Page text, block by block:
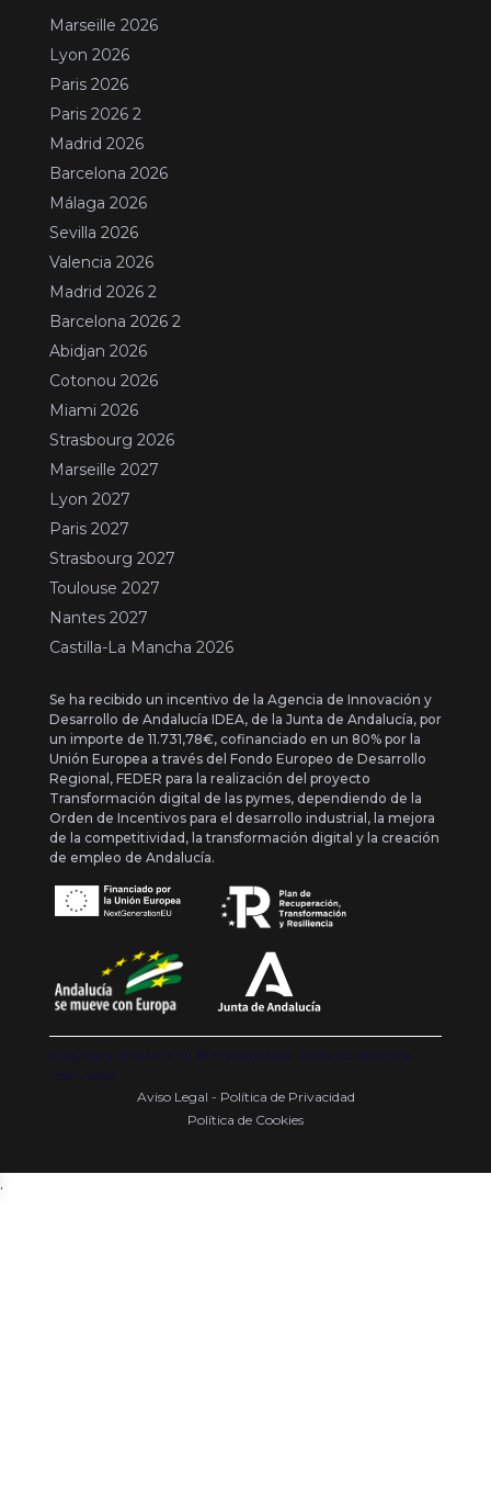
Marseille 2026
Lyon 2026
Paris 2026
Paris 2026 2
Madrid 2026
Barcelona 2026
Málaga 2026
Sevilla 2026
Valencia 2026
Madrid 2026 2
Barcelona 2026 2
Abidjan 2026
Cotonou 2026
Miami 2026
Strasbourg 2026
Marseille 2027
Lyon 2027
Paris 2027
Strasbourg 2027
Toulouse 2027
Nantes 2027
Castilla-La Mancha 2026
Se ha recibido un incentivo de la Agencia de Innovación y
Desarrollo de Andalucía IDEA, de la Junta de Andalucía, por
un importe de 11.731,78€, cofinanciado en un 80% por la
Unión Europea a través del Fondo Europeo de Desarrollo
Regional, FEDER para la realización del proyecto
Transformación digital de las pymes, dependiendo de la
Orden de Incentivos para el desarrollo industrial, la mejora
de la competitividad, la transformación digital y la creación
de empleo de Andalucía.
Copyright {{ date('Y') }} ® Franquishop. Todos los derechos
reservados
Aviso Legal - Política de Privacidad
Política de Cookies
.